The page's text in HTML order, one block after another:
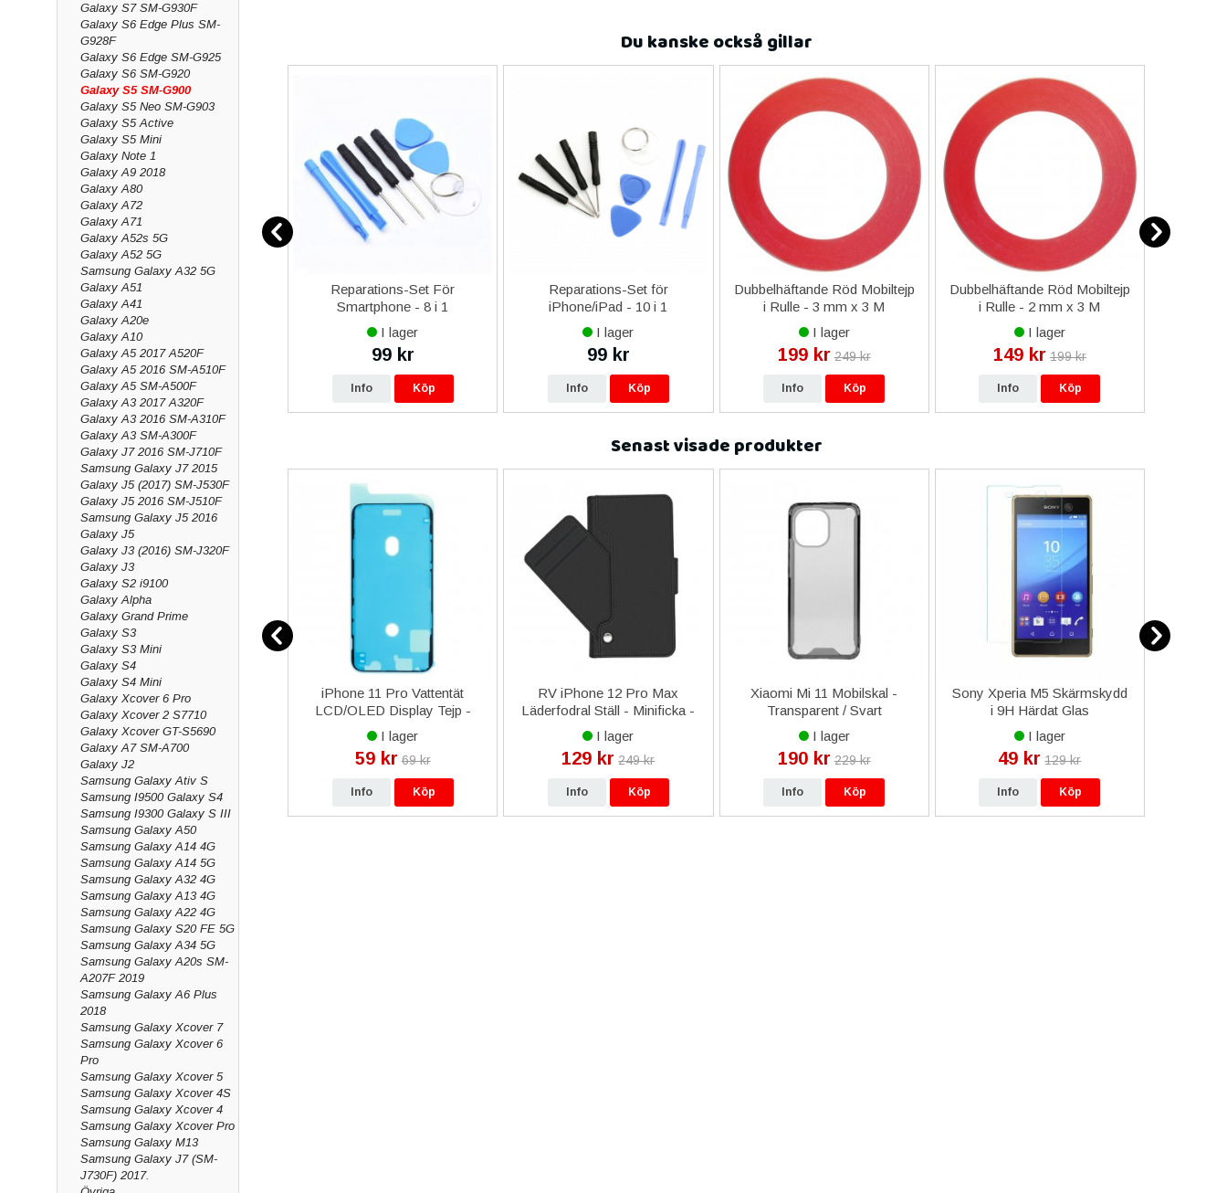
Galaxy S7 SM-G930F
Galaxy S6 Edge Plus SM-
G928F
Galaxy S6 Edge SM-G925
Galaxy S6 SM-G920
Galaxy S5 SM-G900
Galaxy S5 Neo SM-G903
Galaxy S5 Active
Galaxy S5 Mini
Galaxy Note 1
Galaxy A9 2018
Galaxy A80
Galaxy A72
Galaxy A71
Galaxy A52s 5G
Galaxy A52 5G
Samsung Galaxy A32 5G
Galaxy A51
Galaxy A41
Galaxy A20e
Galaxy A10
Galaxy A5 2017 A520F
Galaxy A5 2016 SM-A510F
Galaxy A5 SM-A500F
Galaxy A3 2017 A320F
Galaxy A3 2016 SM-A310F
Galaxy A3 SM-A300F
Galaxy J7 2016 SM-J710F
Samsung Galaxy J7 2015
Galaxy J5 (2017) SM-J530F
Galaxy J5 2016 SM-J510F
Samsung Galaxy J5 2016
Galaxy J5
Galaxy J3 (2016) SM-J320F
Galaxy J3
Galaxy S2 i9100
Galaxy Alpha
Galaxy Grand Prime
Galaxy S3
Galaxy S3 Mini
Galaxy S4
Galaxy S4 Mini
Galaxy Xcover 6 Pro
Galaxy Xcover 2 S7710
Galaxy Xcover GT-S5690
Galaxy A7 SM-A700
Galaxy J2
Samsung Galaxy Ativ S
Samsung I9500 Galaxy S4
Samsung I9300 Galaxy S III
Samsung Galaxy A50
Samsung Galaxy A14 4G
Samsung Galaxy A14 5G
Samsung Galaxy A32 4G
Samsung Galaxy A13 4G
Samsung Galaxy A22 4G
Samsung Galaxy S20 FE 5G
Samsung Galaxy A34 5G
Samsung Galaxy A20s SM-
A207F 2019
Samsung Galaxy A6 Plus
2018
Samsung Galaxy Xcover 7
Samsung Galaxy Xcover 6
Pro
Samsung Galaxy Xcover 5
Samsung Galaxy Xcover 4S
Samsung Galaxy Xcover 4
Samsung Galaxy Xcover Pro
Samsung Galaxy M13
Samsung Galaxy J7 (SM-
J730F) 2017.
Du kanske också gillar
Samsung Galaxy Xcover 5
Batteri Original
479 kr 490 kr
Info
Reparations-Set För
Smartphone - 8 i 1
I lager
99 kr
Info Köp
Reparations-Set för
iPhone/iPad - 10 i 1
I lager
99 kr
Info Köp
Dubbelhäftande Röd Mobiltejp
i Rulle - 3 mm x 3 M
I lager
199 kr 249 kr
Info Köp
Dubbelhäftande Röd Mobiltejp
i Rulle - 2 mm x 3 M
I lager
149 kr 199 kr
Info Köp
Senast visade produkter
iPhone 7 Plus Laddkontakt &
Mikrofon - Svart
I lager
149 kr
Info Köp
iPhone 11 Pro Vattentät
LCD/OLED Display Tejp -
Svart
I lager
59 kr 69 kr
Info Köp
RV iPhone 12 Pro Max
Läderfodral Ställ - Minificka -
Svart
I lager
129 kr 249 kr
Info Köp
Xiaomi Mi 11 Mobilskal -
Transparent / Svart
I lager
190 kr 229 kr
Info Köp
Sony Xperia M5 Skärmskydd
i 9H Härdat Glas
I lager
49 kr 129 kr
Info Köp